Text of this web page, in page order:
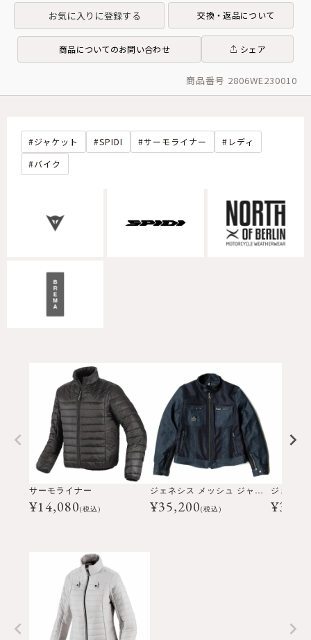
お気に入りに登録する 交換・返品について
商品についてのお問い合わせ シェア
商品番号 2806WE230010
ジャケット SPIDI サーモライナー
レディ
バイク
サーモライナー
¥14,080(税込)
ジェネシス メッシュ ジャケット レディ
¥35,200(税込) ¥